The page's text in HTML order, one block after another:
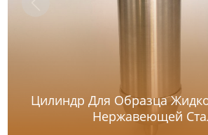
Цилиндр Для Образца
Нержавеющей